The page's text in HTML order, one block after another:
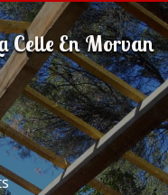
Celle En Morvan